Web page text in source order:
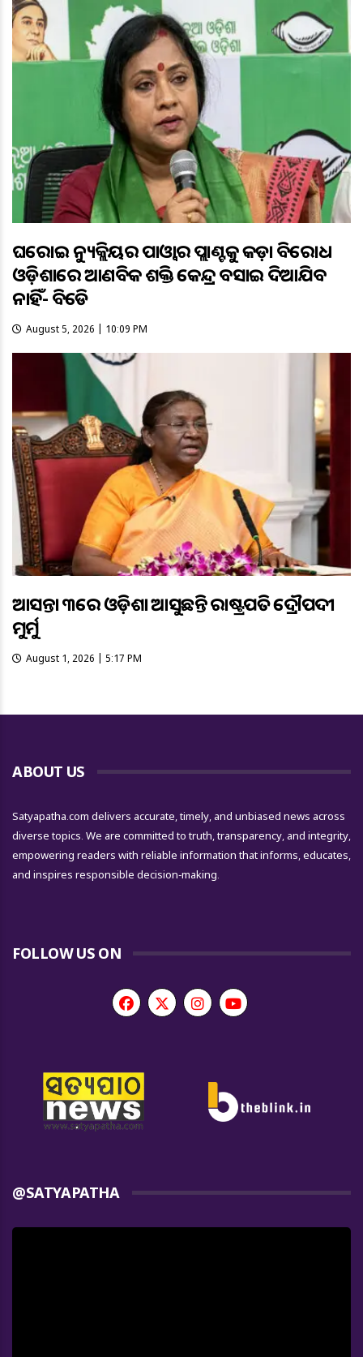
ଘରୋଇ ନ୍ୟୁକ୍ଲିୟର ପାଓ୍ବାର ପ୍ଲାଣ୍ଟକୁ କଡ଼ା ବିରୋଧ
ଓଡ଼ିଶାରେ ଆଣବିକ ଶକ୍ତି କେନ୍ଦ୍ର ବସାଇ ଦିଆଯିବ
ନାହିଁ- ବିଜେଡି
August 5, 2026 | 10:09 PM
ଆସନ୍ତା ୩ରେ ଓଡ଼ିଶା ଆସୁଛନ୍ତି ରାଷ୍ଟ୍ରପତି ଦ୍ରୌପଦୀ
ମୁର୍ମୁ
August 1, 2026 | 5:17 PM
ABOUT US
Satyapatha.com delivers accurate, timely, and unbiased news across
diverse topics. We are committed to truth, transparency, and integrity,
empowering readers with reliable information that informs, educates,
and inspires responsible decision-making.
FOLLOW US ON
@SATYAPATHA